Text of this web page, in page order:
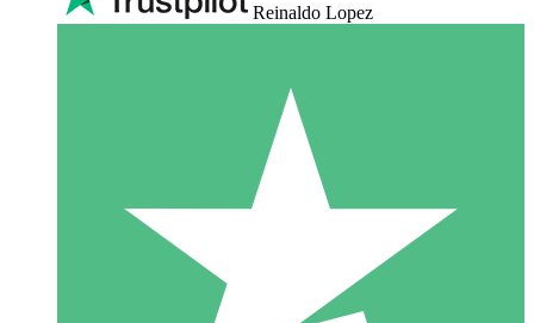
Reinaldo Lopez